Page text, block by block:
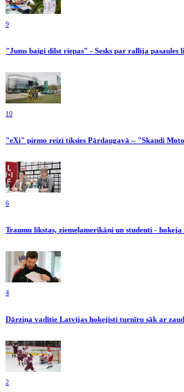
9
"Jums baigi dilst riepas" - Sesks par rallija
10
"eXi" pirmo reizi tiksies Pārdaugavā – "Skandi
6
Traumu likstas, ziemeļamerikāņi un studenti - hokeja
4
Dārziņa vadītie Latvijas hokejisti turnīru sāk ar
2